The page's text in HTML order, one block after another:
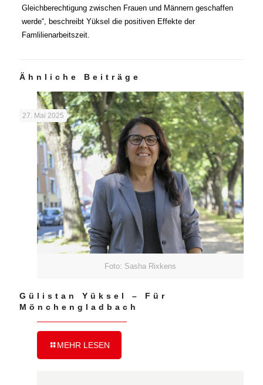
Gleichberechtigung zwischen Frauen und Männern geschaffen
werde“, beschreibt Yüksel die positiven Effekte der
Famlilienarbeitszeit.
Ähnliche Beiträge
Foto: Sasha Rixkens
27. Mai 2025
Gülistan Yüksel – Für
Mönchengladbach
MEHR LESEN